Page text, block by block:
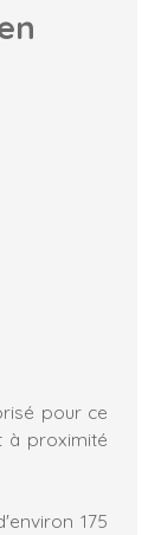
pour ce
à proximité
175